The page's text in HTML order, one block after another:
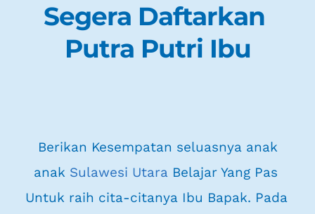
Segera Daftarkan
Putra Putri Ibu
anak Sulawesi Utara Belajar Yang Pas
Untuk raih cita-citanya Ibu Bapak. Pada